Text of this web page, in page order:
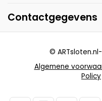
Contactgegevens
Algemene
Policy
© ARTsloten.nl